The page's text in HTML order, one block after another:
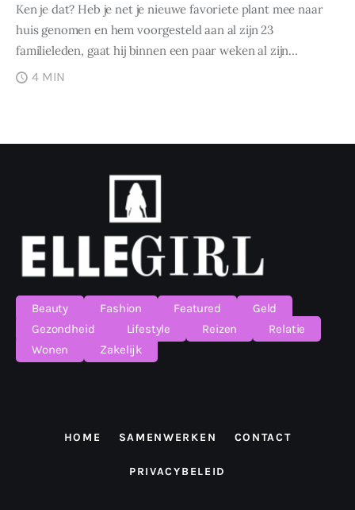
Ken je dat? Heb je net je nieuwe favoriete plant mee naar
huis genomen en hem voorgesteld aan al zijn 23
familieleden, gaat hij binnen een paar weken al zijn…
4 MIN
Beauty Fashion Featured
Geld
Gezondheid
Lifestyle Reizen
Relatie
Wonen
Zakelijk
HOME SAMENWERKEN CONTACT
PRIVACYBELEID